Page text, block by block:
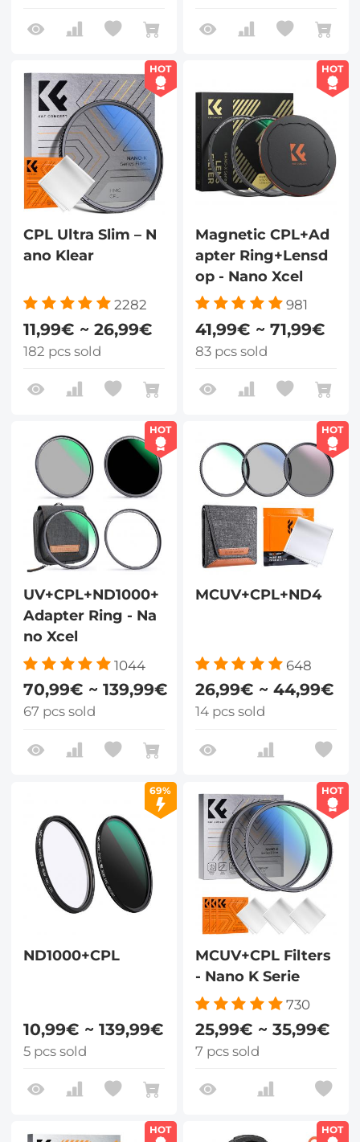
HOT
CPL Ultra Slim – N
ano Klear
2282
11,99€ ~ 26,99€
182 pcs sold
HOT
Magnetic CPL+Ad
apter Ring+Lensd
op - Nano Xcel
981
41,99€ ~ 71,99€
83 pcs sold
HOT
UV+CPL+ND1000+
Adapter Ring - Na
no Xcel
1044
70,99€ ~ 139,99€
67 pcs sold
HOT
MCUV+CPL+ND4
648
26,99€ ~ 44,99€
14 pcs sold
69%
ND1000+CPL
10,99€ ~ 139,99€
5 pcs sold
HOT
MCUV+CPL Filters
- Nano K Serie
730
25,99€ ~ 35,99€
7 pcs sold
HOT HOT